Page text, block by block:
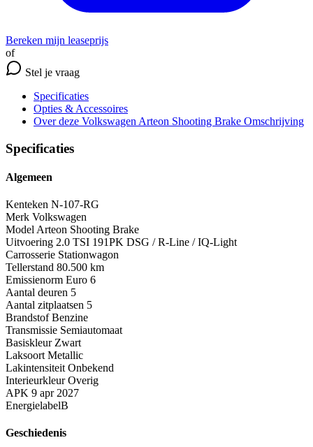
Bereken mijn leaseprijs
of
Stel je vraag
Specificaties
Opties & Accessoires
Over deze Volkswagen Arteon Shooting Brake Omschrijving
Specificaties
Algemeen
Kenteken N-107-RG
Merk Volkswagen
Model Arteon Shooting Brake
Uitvoering 2.0 TSI 191PK DSG / R-Line / IQ-Light
Carrosserie Stationwagon
Tellerstand 80.500 km
Emissienorm Euro 6
Aantal deuren 5
Aantal zitplaatsen 5
Brandstof Benzine
Transmissie Semiautomaat
Basiskleur Zwart
Laksoort Metallic
Lakintensiteit Onbekend
Interieurkleur Overig
APK 9 apr 2027
EnergielabelB
Geschiedenis